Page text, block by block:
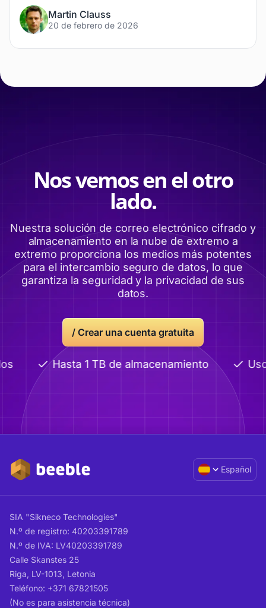
Martin Clauss
20 de febrero de 2026
Nos vemos en el otro
lado.
Nuestra solución de correo electrónico cifrado y
almacenamiento en la nube de extremo a
extremo proporciona los medios más potentes
para el intercambio seguro de datos, lo que
garantiza la seguridad y la privacidad de sus
datos.
/ Crear una cuenta gratuita
Hasta 1 TB de almacenamiento Uso
Español
SIA "Sikneco Technologies"
N.º de registro: 40203391789
N.º de IVA: LV40203391789
Calle Skanstes 25
Riga, LV-1013, Letonia
Teléfono: +371 67821505
(No es para asistencia técnica)